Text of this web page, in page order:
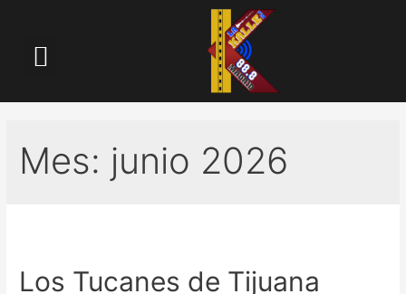
Mes: junio 2026
Los Tucanes de Tijuana